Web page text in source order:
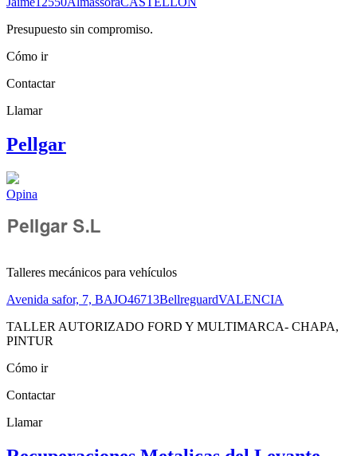
Presupuesto sin compromiso.
Cómo ir
Contactar
Llamar
Pellgar
Opina
Talleres mecánicos para vehículos
Avenida safor, 7, BAJO46713BellreguardVALENCIA
TALLER AUTORIZADO FORD Y MULTIMARCA- CHAPA,
PINTUR
Cómo ir
Contactar
Llamar